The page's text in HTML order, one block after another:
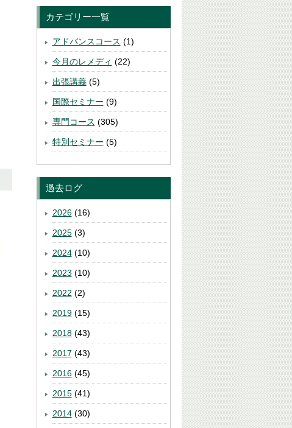
カテゴリー一覧
アドバンスコース (1)
今月のレメディ (22)
出張講義(5)
国際セミナー (9)
専門コース (305)
特別セミナー (5)
過去ログ
2026(16)
2025(3)
2024(10)
2023 (10)
2022 (2)
2019(15)
2018(43)
2017 (43)
2016(45)
2015(41)
2014(30)